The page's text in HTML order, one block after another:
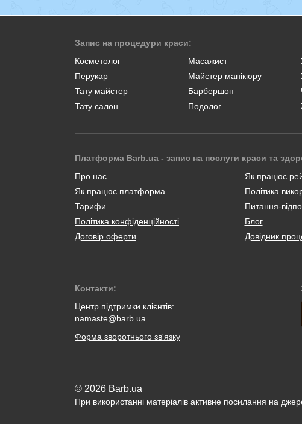
Запис на процедури краси:
Косметолог
Масажист
Перукар
Майстер манікюру
Тату майстер
Барбершоп
Тату салон
Подолог
Платформа Barb.ua - запис на послуги краси та
Про нас
Як працює платформа
Тарифи
Політика конфіденційності
Договір оферти
Як працює
Політика
Питання-
Блог
Довідник
Контакти:
Центр підтримки клієнтів:
namaste@barb.ua
Форма зворотнього зв'язку
© 2026 Barb.ua
При використанні матеріалів активне посилання на